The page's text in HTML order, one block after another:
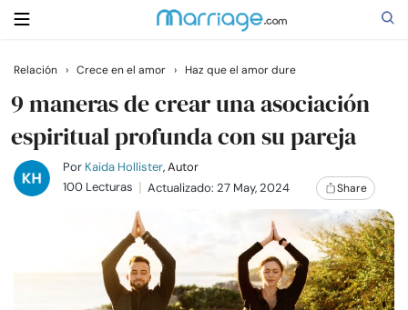
Buscar
Casarse
Familia
Relación › Crece en el amor › Haz que el amor dure
9 maneras de crear una asociación
espiritual profunda con su pareja
Por Kaida Hollister, Autor
100 Lecturas
Actualizado: 27 May, 2024 Share